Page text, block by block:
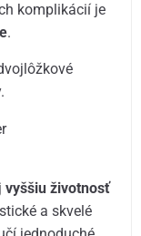
komplikácií je
.
vyššiu životnosť
a skvelé